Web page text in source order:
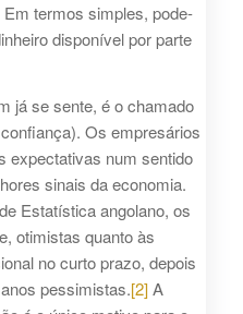
termos simples, pode-
disponível por parte
já se sente, é o chamado
Os empresários
expectativas num sentido
sinais da economia.
Estatística angolano, os
otimistas quanto às
no curto prazo, depois
pessimistas.[2]A